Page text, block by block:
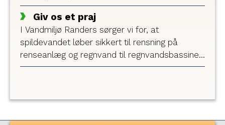
kloaksystem. Du har derfor selv et
kloaksystem at vedligeholde. Vi hjælper dig
med at kende dit ansvar.
Giv os et praj
I Vandmiljø Randers sørger vi for, at
spildevandet løber sikkert til rensning på
renseanlæg og regnvand til regnvandsbassiner.
Vi sikrer også, at vores 2.441
er opmærksomme på. Derfor har vi brug for